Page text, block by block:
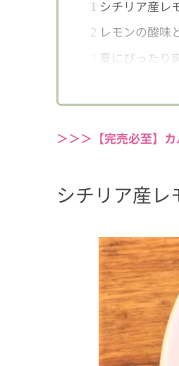
1 シチリア産レ
2 レモンの酸味
夏にぴったり
＞＞＞【完売必至】
シチリア産